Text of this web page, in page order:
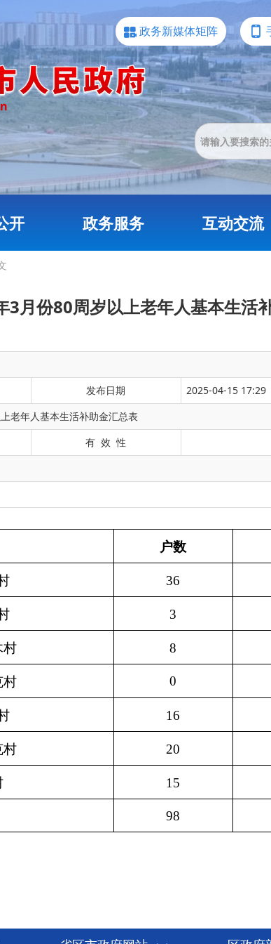
政务新媒体矩阵
开 政务服务 互动交流
3月份80周岁以上老年人基本生活
发布日期
2025-04-15 17:29
老年人基本生活补助金汇总表
有 效 性
户数 发放金额（元
36 1870
3 150
0 0
16 940